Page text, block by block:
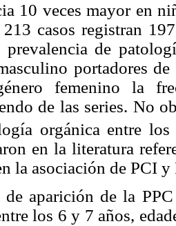
10 veces mayor en
213 casos registran
prevalencia de
portadores
femenino la
de las series. No
orgánica entre los
en la literatura
la asociación de PCI y
de aparición de la
los 6 y 7 años,